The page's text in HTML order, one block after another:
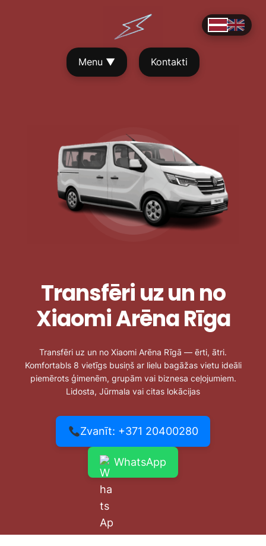
Menu ▼ Kontakti
Transfēri uz un no
Xiaomi Arēna Rīga
Transfēri uz un no Xiaomi Arēna Rīgā — ērti, ātri.
Komfortabls 8 vietīgs busiņš ar lielu bagāžas vietu ideāli
piemērots ģimenēm, grupām vai biznesa ceļojumiem.
Lidosta, Jūrmala vai citas lokācijas
Zvanīt: +371 20400280
WhatsApp